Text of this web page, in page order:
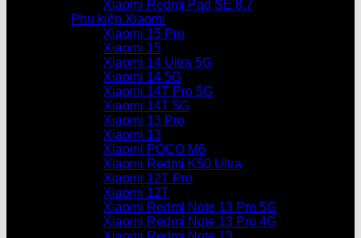
Xiaomi Redmi Pad SE 8.7
Phụ kiện Xiaomi
Xiaomi 15 Pro
Xiaomi 15
Xiaomi 14 Ultra 5G
Xiaomi 14 5G
Xiaomi 14T Pro 5G
Xiaomi 14T 5G
Xiaomi 13 Pro
Xiaomi 13
Xiaomi POCO M6
Xiaomi Redmi K50 Ultra
Xiaomi 12T Pro
Xiaomi 12T
Xiaomi Redmi Note 13 Pro 5G
Xiaomi Redmi Note 13 Pro 4G